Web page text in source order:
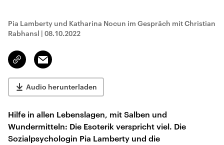
Pia Lamberty und Katharina Nocun im Gespräch mit Christian
Rabhansl | 08.10.2022
Link
kopieren/teilen
Email
Audio herunterladen
Hilfe in allen Lebenslagen, mit Salben und
Wundermitteln: Die Esoterik verspricht viel. Die
Sozialpsychologin Pia Lamberty und die